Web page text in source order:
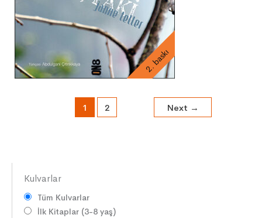
2. baskı
1 2 Next →
Kulvarlar
Tüm Kulvarlar
İlk Kitaplar (3-8 yaş)